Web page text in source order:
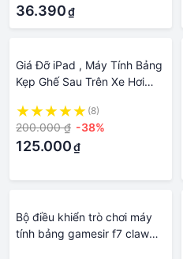
36.390₫
Giá Đỡ iPad , Máy Tính Bảng
Kẹp Ghế Sau Trên Xe Hơi
(8)
200.000 ₫ -38%
125.000₫
Bộ điều khiển trò chơi máy
tính bảng gamesir f7 claw